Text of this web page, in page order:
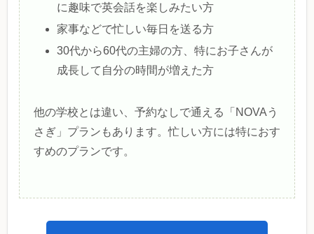
に趣味で英会話を楽しみたい方
家事などで忙しい毎日を送る方
30代から60代の主婦の方、特にお子さんが
成長して自分の時間が増えた方
他の学校とは違い、予約なしで通える「NOVAう
さぎ」プランもあります。忙しい方には特におす
すめのプランです。